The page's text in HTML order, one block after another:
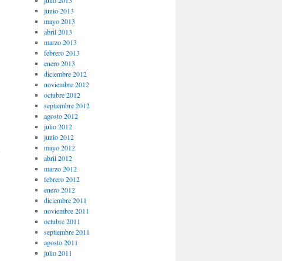
junio 2013
mayo 2013
abril 2013
marzo 2013
febrero 2013
enero 2013
diciembre 2012
noviembre 2012
octubre 2012
septiembre 2012
agosto 2012
julio 2012
junio 2012
mayo 2012
abril 2012
marzo 2012
febrero 2012
enero 2012
diciembre 2011
noviembre 2011
octubre 2011
septiembre 2011
agosto 2011
julio 2011